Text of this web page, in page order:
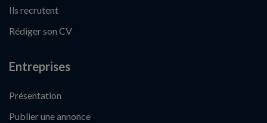
Ils recrutent
Rédiger son CV
Entreprises
Présentation
Publier une annonce